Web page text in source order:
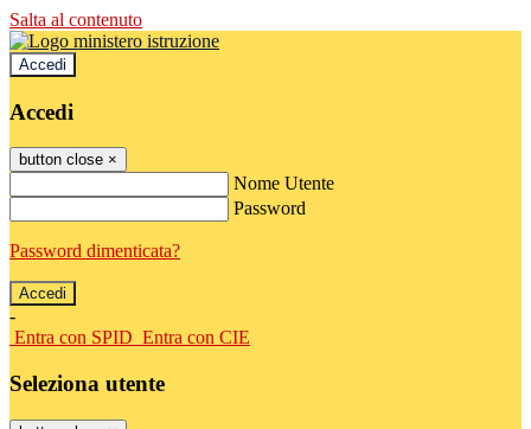
Salta al contenuto
Accedi
Accedi
button close ×
Nome Utente
Password
Password dimenticata?
-
Entra con SPID Entra con CIE
Seleziona utente